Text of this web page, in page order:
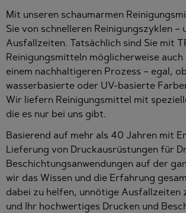
Mit unseren schaumarmen
Sie von schnelleren Reinigungszyklen –
Ausfallzeiten. Tatsächlich sind Sie mit
Reinigungsmitteln möglicherweise auch
einem nachhaltigeren Prozess – egal,
wasserbasierte oder UV-basierte
Wir liefern Reinigungsmittel mit
die es nur bei uns gibt.
Basierend auf mehr als 40 Jahren mit
Lieferung von Druckausrüstungen für
Beschichtungsanwendungen auf der
wir das Wissen und die Erfahrung
dabei zu helfen, unnötige Ausfallzeiten
und Ihr hochwertiges Drucken und